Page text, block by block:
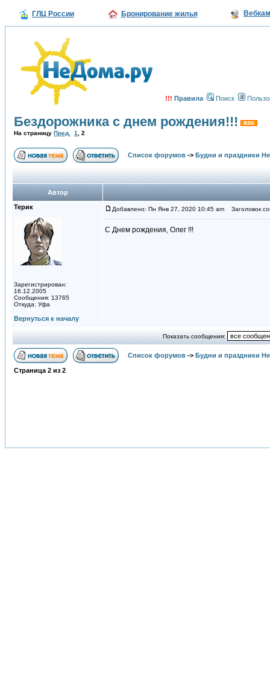
ГЛЦ России Бронирование жилья
!!! Правила Поиск
Бездорожника с днем рождения!!!
На страницу Пред. 1 2
Список форумов -> Будни и праздники
Автор
Терик
Зарегистрирован:
16.12.2005
Сообщения: 13765
Откуда: Уфа
Добавлено: Пн Янв 27, 2020 10:45 am Заголовок
С Днем рождения, Олег !!!
Вернуться к началу
Показать сообщения:
Список форумов -> Будни и праздники
Страница 2 из 2